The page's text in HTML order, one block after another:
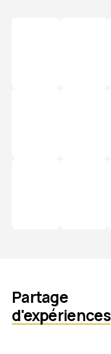
Partage
d'expériences